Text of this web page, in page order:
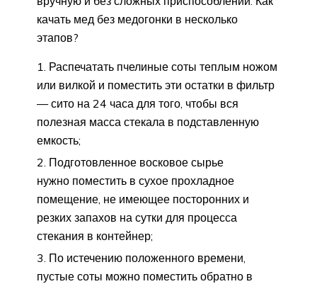
качать мед без медогонки в несколько
этапов?
Распечатать пчелиные соты теплым ножом
или вилкой и поместить эти остатки в фильтр
— сито на 24 часа для того, чтобы вся
полезная масса стекала в подставленную
емкость;
Подготовленное восковое сырье
нужно поместить в сухое прохладное
помещение, не имеющее посторонних и
резких запахов на сутки для процесса
стекания в контейнер;
По истечению положенного времени,
пустые соты можно поместить обратно в